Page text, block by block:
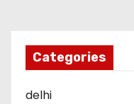
Categories
delhi